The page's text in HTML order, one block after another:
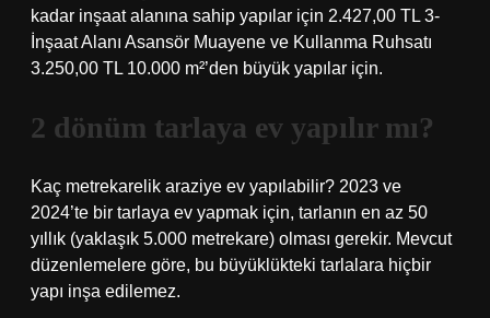
kadar inşaat alanına sahip yapılar için 2.427,00 TL 3-
İnşaat Alanı Asansör Muayene ve Kullanma Ruhsatı
3.250,00 TL 10.000 m²’den büyük yapılar için.
2 dönüm tarlaya ev yapılır mı?
Kaç metrekarelik araziye ev yapılabilir? 2023 ve
2024’te bir tarlaya ev yapmak için, tarlanın en az 50
yıllık (yaklaşık 5.000 metrekare) olması gerekir. Mevcut
düzenlemelere göre, bu büyüklükteki tarlalara hiçbir
yapı inşa edilemez.